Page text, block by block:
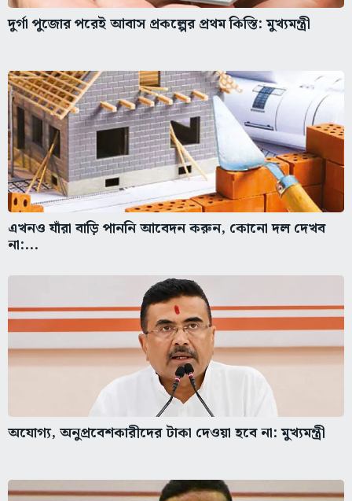
দুর্গা পুজোর পরেই আবাস প্রকল্পের প্রথম কিস্তি: মুখ্যমন্ত্রী
এখনও যাঁরা বাড়ি পাননি আবেদন করুন, কোনো দল দেখব
না:...
অযোগ্য, অনুপ্রবেশকারীদের টাকা দেওয়া হবে না: মুখ্যমন্ত্রী